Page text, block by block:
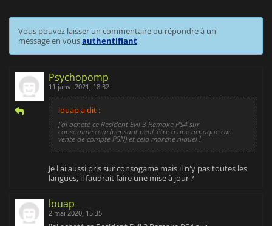
Vous pouvez laisser un commentaire ou répondre à un
message en vousauthentifiant
Psychopomp
11 janv. 2021, 18:32
louap a dit :
J'ai acheté ce Resident Evil 3 Remake PS4 sur
consomme.com (pensant peut-être à une arnaque car
vente de compte PSN) et cela marche niquel !
Je l'ai aussi pris sur consogame mais il n'y pas toutes les
langues, il faudrait faire une mise à jour ?
louap
2 mai 2020, 15:35